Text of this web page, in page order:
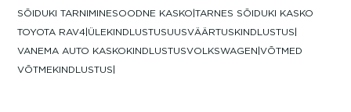
SÕIDUKI TARNIMINESOODNE KASKO TARNES SÕIDUKI KASKO
TOYOTA RAV4 ÜLEKINDLUSTUSUUSVÄÄRTUSKINDLUSTUS
VANEMA AUTO KASKOKINDLUSTUSVOLKSWAGEN VÕTMED
VÕTMEKINDLUSTUS